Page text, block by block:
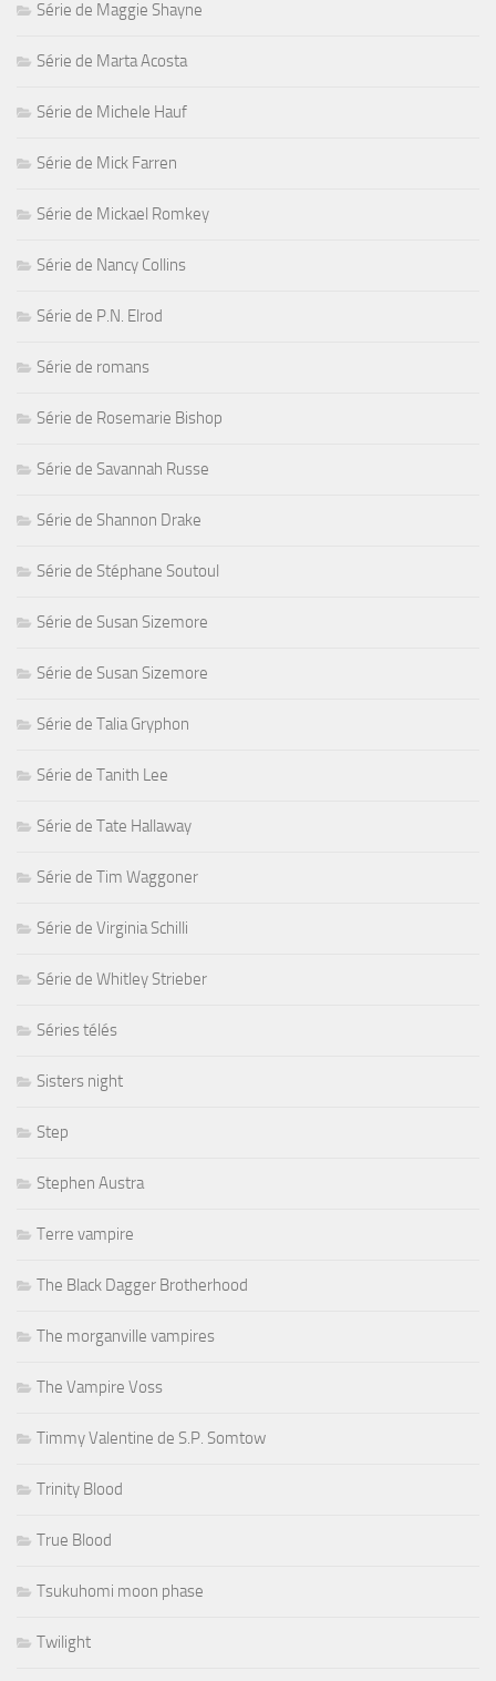
Série de Maggie Shayne
Série de Marta Acosta
Série de Michele Hauf
Série de Mick Farren
Série de Mickael Romkey
Série de Nancy Collins
Série de P.N. Elrod
Série de romans
Série de Rosemarie Bishop
Série de Savannah Russe
Série de Shannon Drake
Série de Stéphane Soutoul
Série de Susan Sizemore
Série de Susan Sizemore
Série de Talia Gryphon
Série de Tanith Lee
Série de Tate Hallaway
Série de Tim Waggoner
Série de Virginia Schilli
Série de Whitley Strieber
Séries télés
Sisters night
Step
Stephen Austra
Terre vampire
The Black Dagger Brotherhood
The morganville vampires
The Vampire Voss
Timmy Valentine de S.P. Somtow
Trinity Blood
True Blood
Tsukuhomi moon phase
Twilight